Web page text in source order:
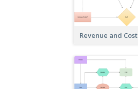
Revenue and Cost